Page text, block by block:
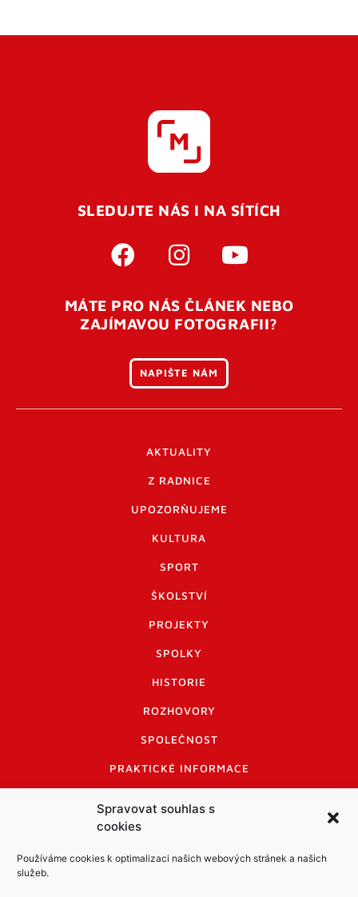
Spravovat souhlas s
cookies
Používáme cookies k optimalizaci našich webových stránek a našich
služeb.
SLEDUJTE NÁS I NA SÍTÍCH
MÁTE PRO NÁS ČLÁNEK NEBO
ZAJÍMAVOU FOTOGRAFII?
NAPIŠTE NÁM
AKTUALITY
Z RADNICE
UPOZORŇUJEME
KULTURA
SPORT
ŠKOLSTVÍ
PROJEKTY
SPOLKY
HISTORIE
ROZHOVORY
SPOLEČNOST
PRAKTICKÉ INFORMACE
INFORMACE A KODEX DISKUTUJÍCÍCH
LOGO A LOGO MANUÁL